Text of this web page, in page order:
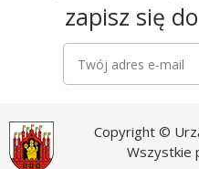
zapisz się do
Copyright ©
Wszystkie